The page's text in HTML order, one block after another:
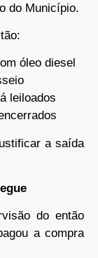
do Município.
óleo diesel
leiloados
a saída
do então
a compra